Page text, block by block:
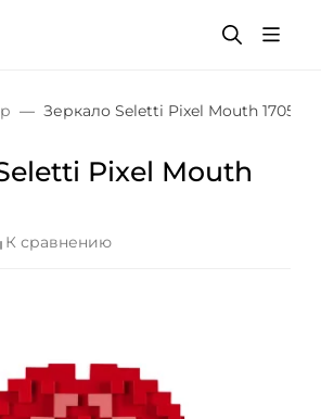
Зеркало Seletti Pixel Mouth 17053
Pixel Mouth
К сравнению